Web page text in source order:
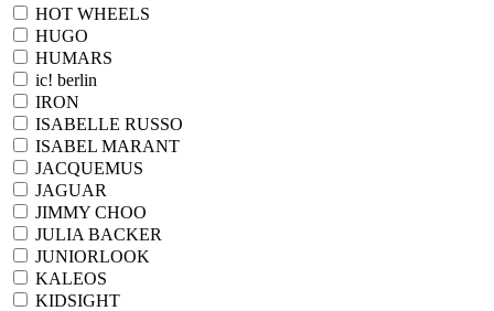
HOT WHEELS
HUGO
HUMARS
ic! berlin
IRON
ISABELLE RUSSO
ISABEL MARANT
JACQUEMUS
JAGUAR
JIMMY CHOO
JULIA BACKER
JUNIORLOOK
KALEOS
KIDSIGHT